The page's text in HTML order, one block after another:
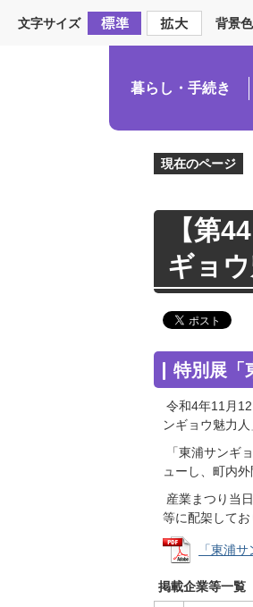
文字サイズ 背景
暮らし・手続き
現在のページ
【第
ギョウ
特別展「
令和4年11月
ンギョウ魅力人
「東浦サンギ
ューし、町内
産業まつり当
等に配架してお
「東浦
掲載企業等一覧